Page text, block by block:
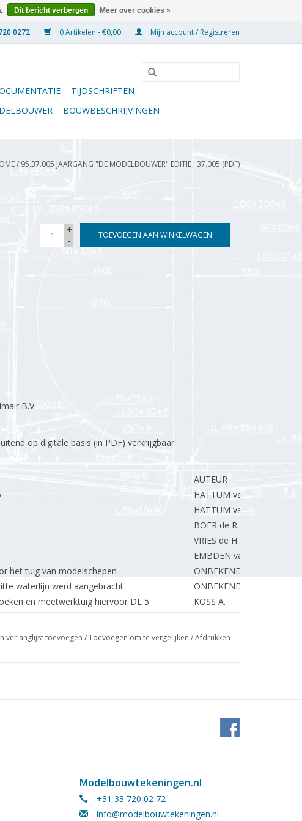
0 Artikelen - €0,00 Mijn account / Registreren
TIJDSCHRIFTEN
BOUWBESCHRIJVINGEN
/ 95.37.005 JAARGANG "DE MODELBOUWER" EDITIE : 37.005 (PDF)
+
-
TOEVOEGEN AAN WINKELWAGEN
B.V.
op digitale basis (in PDF) verkrijgbaar.
AUTEUR
HATTUM van J.
HATTUM van J.
BOER de R.
VRIES de H.
EMBDEN van S.
het tuig van modelschepen
ONBEKEND
waterlijn werd aangebracht
ONBEKEND
en meetwerktuig hiervoor DL 5
KOSS A.
ONBEKEND
REDACTIE.
verlanglijst toevoegen /Toevoegen om te vergelijken /Afdrukken
Modelbouwtekeningen.nl
+31 33 720 02 72
info@modelbouwtekeningen.nl
Dit bericht verbergen Meer over cookies »